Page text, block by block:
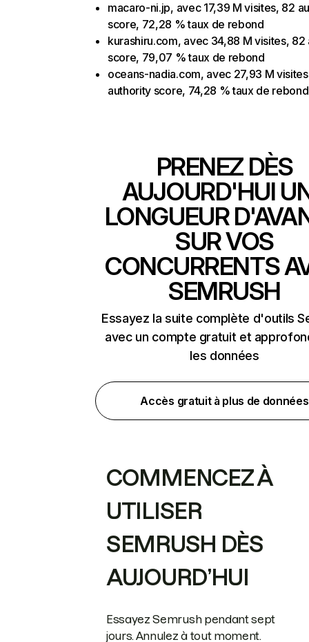
macaro-ni.jp, avec 17,39 M visites, 82
score, 72,28 % taux de rebond
kurashiru.com, avec 34,88 M visites, 82
score, 79,07 % taux de rebond
oceans-nadia.com, avec 27,93 M
authority score, 74,28 % taux de rebond
PRENEZ DÈS
AUJOURD'HUI
LONGUEUR
SUR VOS
CONCURRENTS
SEMRUSH
Essayez la suite complète d'outils
avec un compte gratuit et
les données
Accès gratuit à plus de données
COMMENCEZ À
UTILISER
SEMRUSH DÈS
AUJOURD’HUI
Essayez Semrush pendant sept
jours. Annulez à tout moment.